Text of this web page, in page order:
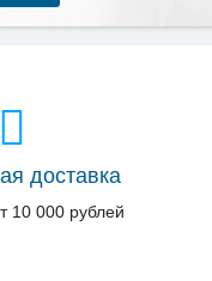
доставка
10 000 рублей